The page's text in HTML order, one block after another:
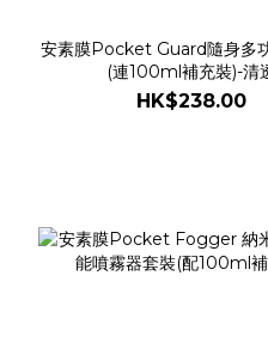
安素膜Pocket Guard隨身多
(連100ml補充裝)-清
HK$238.00